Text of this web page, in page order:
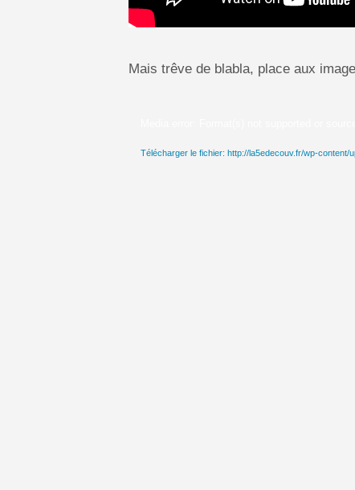
Mais trêve de blabla, place aux
Télécharger le fichier: http://la5edecouv.fr/wp-content/